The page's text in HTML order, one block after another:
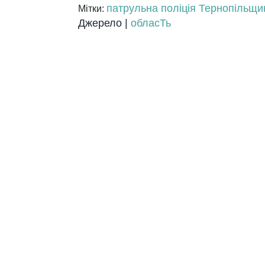
Мітки: патрульна поліція
Джерело | обласТь